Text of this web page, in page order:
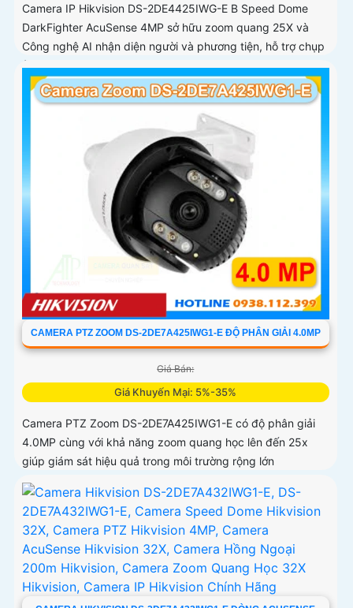
Camera IP Hikvision DS-2DE4425IWG-E B Speed Dome
DarkFighter AcuSense 4MP sở hữu zoom quang 25X và
Công nghệ AI nhận diện người và phương tiện, hỗ trợ chụp
ảnh khuôn mặt lên đến 5 khuôn mặt cùng 1 thời điểm
CAMERA PTZ ZOOM DS-2DE7A425IWG1-E ĐỘ PHÂN GIẢI 4.0MP
Giá Bán:
Giá Khuyến Mại: 5%-35%
Camera PTZ Zoom DS-2DE7A425IWG1-E có độ phân giải
4.0MP cùng với khả năng zoom quang học lên đến 25x
giúp giám sát hiệu quả trong môi trường rộng lớn